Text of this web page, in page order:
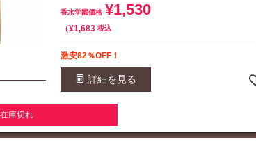
香水学園価格 ¥1,530
¥1,683 税込
激安82％OFF！
詳細を見る
在庫切れ